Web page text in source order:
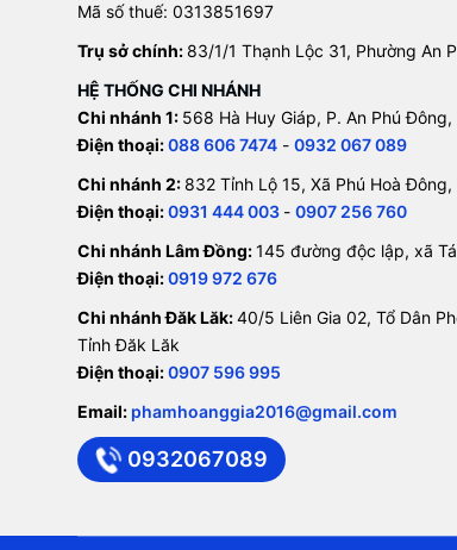
Mã số thuế: 0313851697
Trụ sở chính: 83/1/1 Thạnh Lộc 31, Phường An
HỆ THỐNG CHI NHÁNH
Chi nhánh 1: 568 Hà Huy Giáp, P. An Phú Đông,
Điện thoại:088 606 7474- 0932 067 089
Chi nhánh 2: 832 Tỉnh Lộ 15, Xã Phú Hoà Đông,
Điện thoại:0931 444 003 - 0907 256 760
Chi nhánh Lâm Đồng:145 đường độc lập, xã
Điện thoại:0919 972 676
Chi nhánh Đăk Lăk:40/5 Liên Gia 02, Tổ Dân
Tỉnh Đăk Lăk
Điện thoại:0907 596 995
Email: phamhoanggia2016@gmail.com
0932067089